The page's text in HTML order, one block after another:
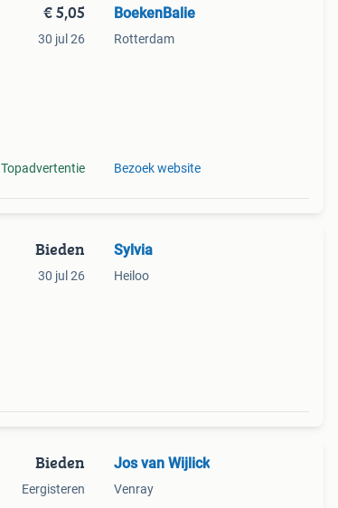
€ 5,05
30 jul 26
Topadvertentie
BoekenBalie
Rotterdam
Bezoek website
Bieden
30 jul 26
Sylvia
Heiloo
Bieden
Eergisteren
Jos van Wijlick
Venray